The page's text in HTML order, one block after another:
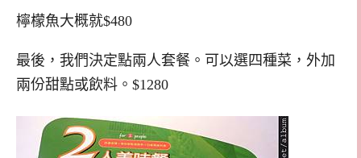
檸檬魚大概就$480
最後，我們決定點兩人套餐。可以選四種菜，外加
兩份甜點或飲料。$1280